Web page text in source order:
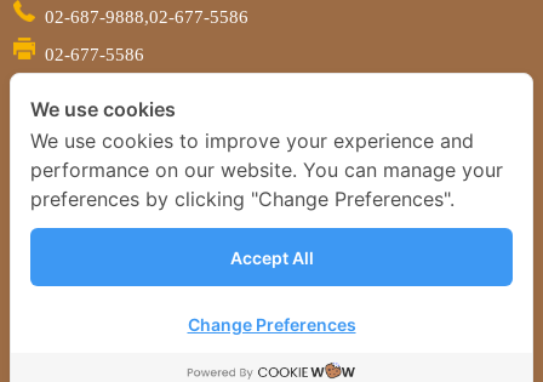
02-687-9888,02-677-5586
02-677-5586
ติดตามเรา
ข้อกำหนดและเงื่อนไข
นโยบายการใช้คุกกี้
นโยบายความปลอดภัยของระบบแอปพลิเคชั่น
© 2022 บริษัท วายแอลจี บูลเลี่ยน อินเตอร์เนชั่นแนล จำกัด
Webdesign by 1001Click
We use cookies
We use cookies to improve your experience and
performance on our website. You can manage your
preferences by clicking "Change Preferences".
Accept All
Change Preferences